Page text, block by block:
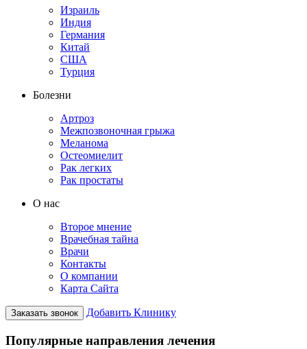
Израиль
Индия
Германия
Китай
США
Турция
Болезни
Артроз
Межпозвоночная грыжа
Меланома
Остеомиелит
Рак легких
Рак простаты
О нас
Второе мнение
Врачебная тайна
Врачи
Контакты
О компании
Карта Сайта
Заказать звонок Добавить Клинику
Популярные направления лечения